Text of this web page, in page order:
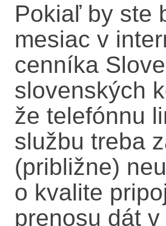
Pokiaľ by ste
mesiac v
cenníka
slovenských
že telefónnu
službu treba
(približne)
o kvalite
prenosu dát